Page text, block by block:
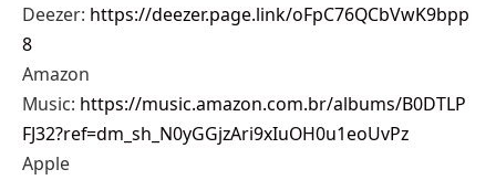
Deezer: https://deezer.page.link/oFpC76QCbVwK9bpp
8
Amazon
Music: https://music.amazon.com.br/albums/B0DTLP
FJ32?ref=dm_sh_N0yGGjzAri9xIuOH0u1eoUvPz
Apple